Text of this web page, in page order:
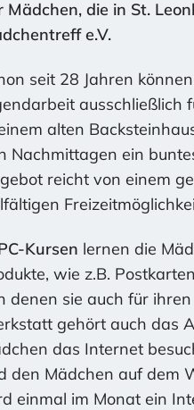
Mädchen, die in St.
e.V.
seit 28 Jahren
ausschließlich
alten
Nachmittagen ein
reicht von einem
Kursen lernen die
wie z.B.
denen sie auch für
gehört auch das
das Internet
den Mädchen auf dem
einmal im Monat ein